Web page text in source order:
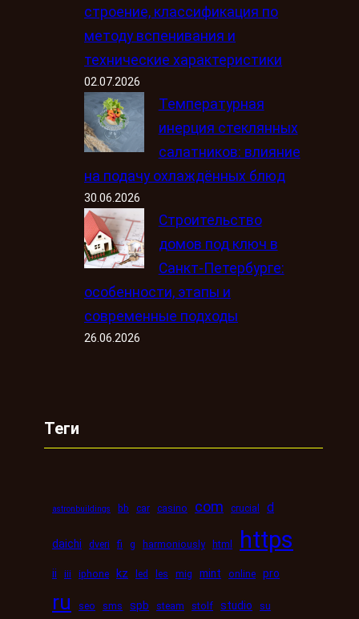
строение, классификация по
методу вспенивания и
технические характеристики
02.07.2026
Температурная
инерция стеклянных
салатников: влияние
на подачу охлаждённых блюд
30.06.2026
Строительство
домов под ключ в
Санкт-Петербурге:
особенности, этапы и
современные подходы
26.06.2026
Теги
astronbuildings bb car casino com crucial d
daichi dveri fi g harmoniously html https
ii iii iphone kz led les mig mint online pro
ru seo sms spb steam stolf studio su